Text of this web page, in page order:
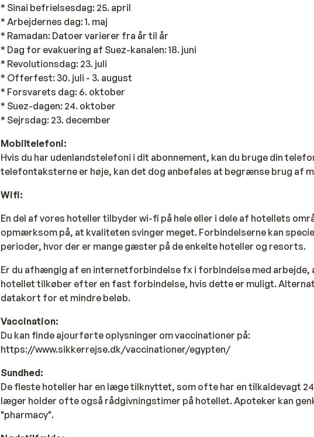
* Sinai befrielsesdag: 25. april
* Arbejdernes dag: 1. maj
* Ramadan: Datoer varierer fra år til år
* Dag for evakuering af Suez-kanalen: 18. juni
* Revolutionsdag: 23. juli
* Offerfest: 30. juli - 3. august
* Forsvarets dag: 6. oktober
* Suez-dagen: 24. oktober
* Sejrsdag: 23. december
Mobiltelefoni:
Hvis du har udenlandstelefoni i dit abonnement, kan du bruge din
telefontaksterne er høje, kan det dog anbefales at begrænse brug af
Wifi:
En del af vores hoteller tilbyder wi-fi på hele eller i dele af hotellets
opmærksom på, at kvaliteten svinger meget. Forbindelserne kan
perioder, hvor der er mange gæster på de enkelte hoteller og resorts.
Er du afhængig af en internetforbindelse fx i forbindelse med arbejde,
hotellet tilkøber efter en fast forbindelse, hvis dette er muligt.
datakort for et mindre beløb.
Vaccination:
Du kan finde ajourførte oplysninger om vaccinationer på:
https://www.sikkerrejse.dk/vaccinationer/egypten/
Sundhed:
De fleste hoteller har en læge tilknyttet, som ofte har en tilkaldevagt
læger holder ofte også rådgivningstimer på hotellet. Apoteker kan
"pharmacy".